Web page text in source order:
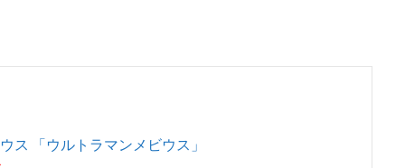
ス 「ウルトラマンメビウス」